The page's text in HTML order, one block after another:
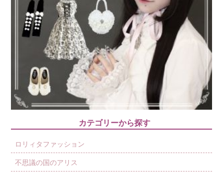
カテゴリーから探す
ロリィタファッション
不思議の国のアリス